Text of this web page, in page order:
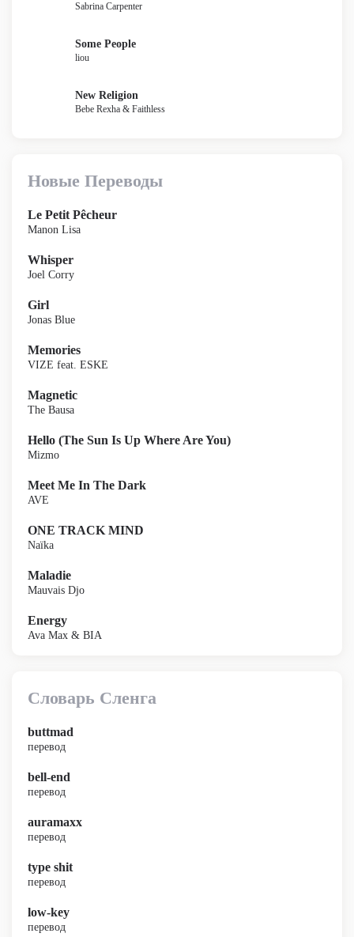
Sabrina Carpenter
Some People
liou
New Religion
Bebe Rexha & Faithless
Новые Переводы
Le Petit Pêcheur
Manon Lisa
Whisper
Joel Corry
Girl
Jonas Blue
Memories
VIZE feat. ESKE
Magnetic
The Bausa
Hello (The Sun Is Up Where Are You)
Mizmo
Meet Me In The Dark
AVE
ONE TRACK MIND
Naïka
Maladie
Mauvais Djo
Energy
Ava Max & BIA
Словарь Сленга
buttmad
перевод
bell-end
перевод
auramaxx
перевод
type shit
перевод
low-key
перевод